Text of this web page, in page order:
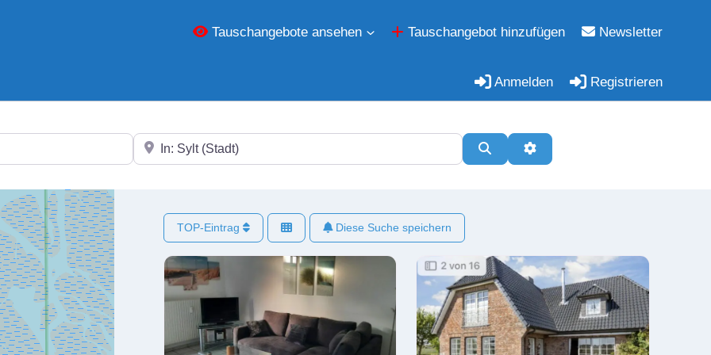
Tauschangebote ansehen Tauschangebot hinzufügen Newsletter
Anmelden Registrieren
In der Nähe SuchenErweiterte Filter
TOP-Eintrag Diese Suche speichern